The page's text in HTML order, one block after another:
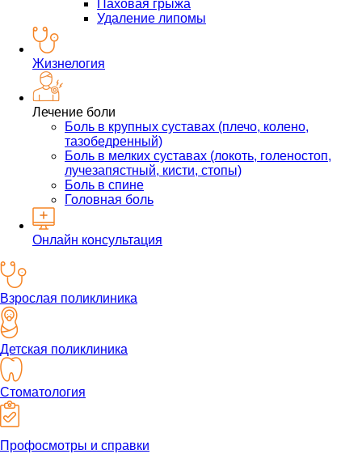
Паховая грыжа
Удаление липомы
Жизнелогия
Лечение боли
Боль в крупных суставах (плечо, колено,
тазобедренный)
Боль в мелких суставах (локоть, голеностоп,
лучезапястный, кисти, стопы)
Боль в спине
Головная боль
Онлайн консультация
Взрослая поликлиника
Детская поликлиника
Стоматология
Профосмотры и справки